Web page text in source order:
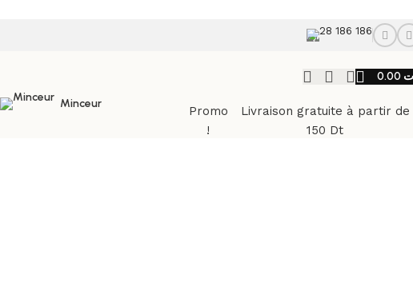
28 186 186
Minceur
Promo
!
Livraison gratuite à partir de
150 Dt